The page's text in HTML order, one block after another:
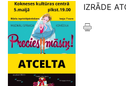
IZRĀDE